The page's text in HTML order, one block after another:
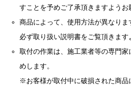
すことを予めご了承頂きますようお
商品によって、使用方法が異なり
必ず取り扱い説明書をご覧頂きます
取付の作業は、施工業者等の専門
めします。
※お客様が取付中に破損された商品